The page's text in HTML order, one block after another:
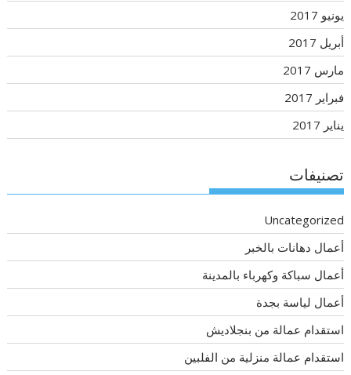
يونيو 2017
أبريل 2017
مارس 2017
فبراير 2017
يناير 2017
تصنيفات
Uncategorized
أعمال دهانات بالخبر
أعمال سباكة وكهرباء بالمدينة
أعمال لياسة بجدة
استقدام عمالة من بنجلاديش
استقدام عمالة منزلية من الفلبين